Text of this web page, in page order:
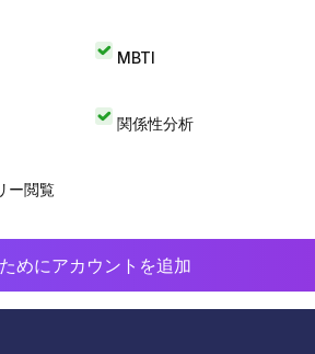
MBTI
関係性分析
ー閲覧
めにアカウントを追加